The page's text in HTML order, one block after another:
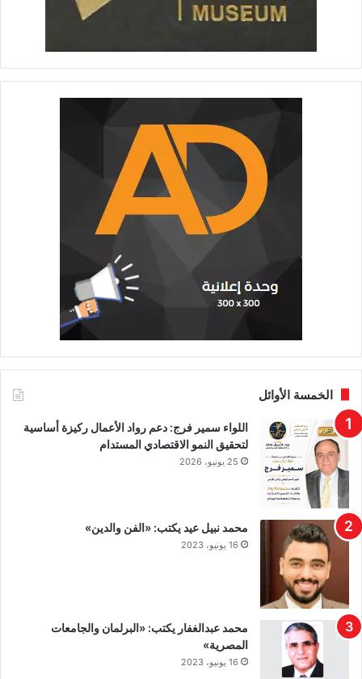
الخمسة الأوائل
اللواء سمير فرج: دعم رواد الأعمال ركيزة أساسية
لتحقيق النمو الاقتصادي المستدام
25 يونيو، 2026
محمد نبيل عيد يكتب: «الفن والدين»
16 يونيو، 2023
محمد عبدالغفار يكتب: «البرلمان والجامعات
المصرية»
16 يونيو، 2023